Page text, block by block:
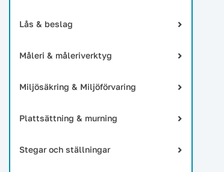
Lås & beslag
Måleri & måleriverktyg
Miljösäkring & Miljöförvaring
Plattsättning & murning
Stegar och ställningar